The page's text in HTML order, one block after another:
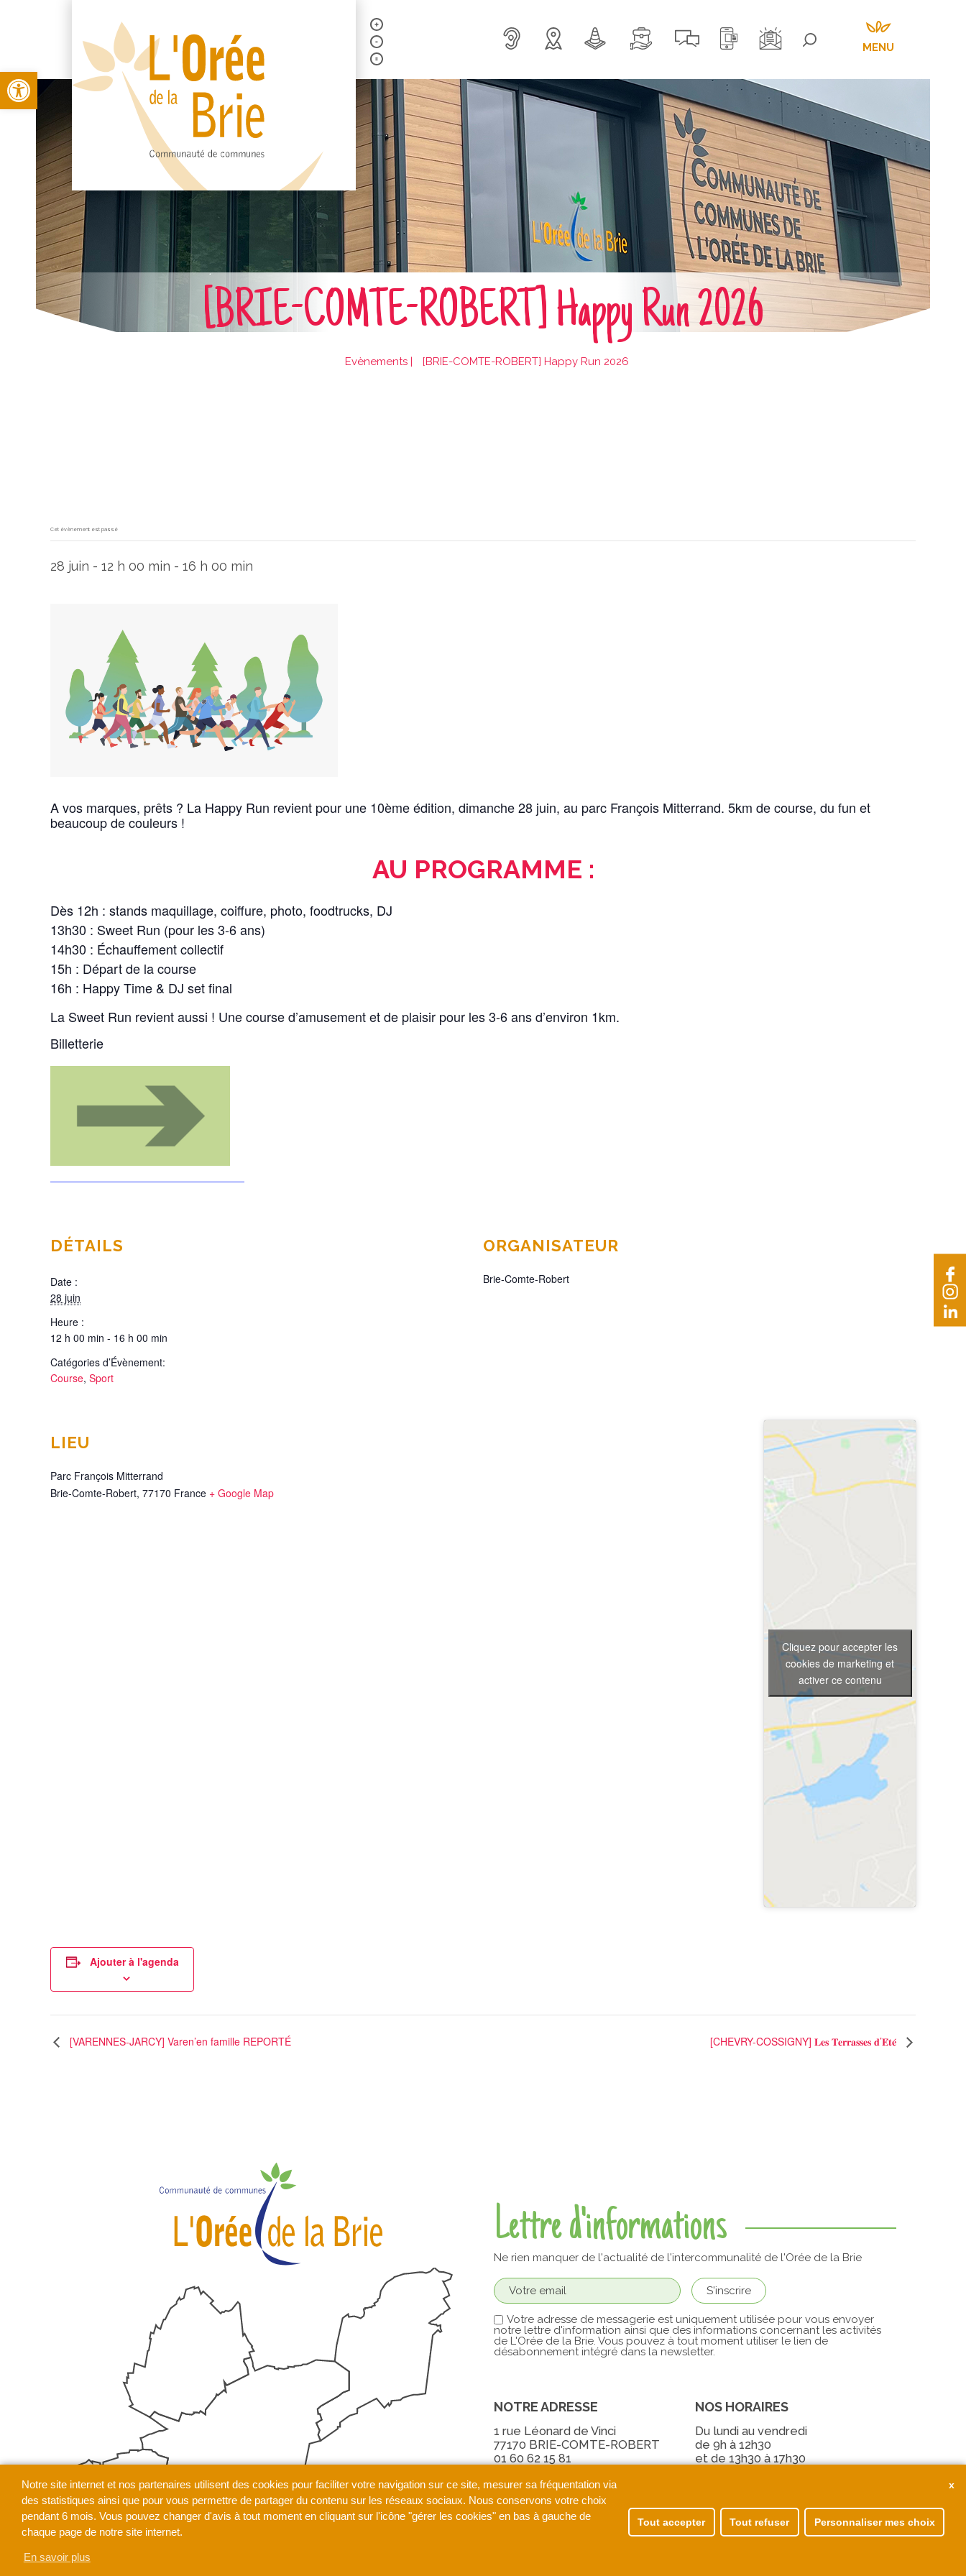
Gérer les cookies
Notre site internet et nos partenaires utilisent des cookies pour faciliter votre navigation sur ce site, mesurer sa fréquentation via
des statistiques ainsi que pour vous permettre de partager du contenu sur les réseaux sociaux. Nous conservons votre choix
pendant 6 mois. Vous pouvez changer d'avis à tout moment en cliquant sur l'icône "gérer les cookies" en bas à gauche de
chaque page de notre site internet.
En savoir plus
Tout accepter Tout refuser Personnaliser mes choix
Open toolbar
MENU
[BRIE-COMTE-ROBERT] Happy Run 2026
Evènements| [BRIE-COMTE-ROBERT] Happy Run 2026
Cet évènement est passé
28 juin - 12 h 00 min - 16 h 00 min
A vos marques, prêts ? La Happy Run revient pour une 10ème édition, dimanche 28 juin, au parc François Mitterrand. 5km de course, du fun et
beaucoup de couleurs !
AU PROGRAMME :
Dès 12h : stands maquillage, coiffure, photo, foodtrucks, DJ
13h30 : Sweet Run (pour les 3-6 ans)
14h30 : Échauffement collectif
15h : Départ de la course
16h : Happy Time & DJ set final
La Sweet Run revient aussi ! Une course d’amusement et de plaisir pour les 3-6 ans d’environ 1km.
Billetterie
DÉTAILS
Date :
28 juin
Heure :
12 h 00 min - 16 h 00 min
Catégories d’Évènement:
Course, Sport
ORGANISATEUR
Brie-Comte-Robert
LIEU
Parc François Mitterrand
Brie-Comte-Robert, 77170 France + Google Map
Cliquez pour accepter les
cookies de marketing et
activer ce contenu
Ajouter à l'agenda
[VARENNES-JARCY] Varen’en famille REPORTÉ [CHEVRY-COSSIGNY] 𝐋𝐞𝐬 𝐓𝐞𝐫𝐫𝐚𝐬𝐬𝐞𝐬 𝐝’𝐄́𝐭𝐞́
Lettre d'informations
Ne rien manquer de l'actualité de l'intercommunalité de l'Orée de la Brie
Votre adresse de messagerie est uniquement utilisée pour vous envoyer
notre lettre d'information ainsi que des informations concernant les activités
de L'Orée de la Brie. Vous pouvez à tout moment utiliser le lien de
désabonnement intégré dans la newsletter.
NOTRE ADRESSE
1 rue Léonard de Vinci
77170 BRIE-COMTE-ROBERT
01 60 62 15 81
NOS HORAIRES
Du lundi au vendredi
de 9h à 12h30
et de 13h30 à 17h30
Accès membre Plan de site Mentions légales
Politique de cookies
Données personnelles
Accessibilité